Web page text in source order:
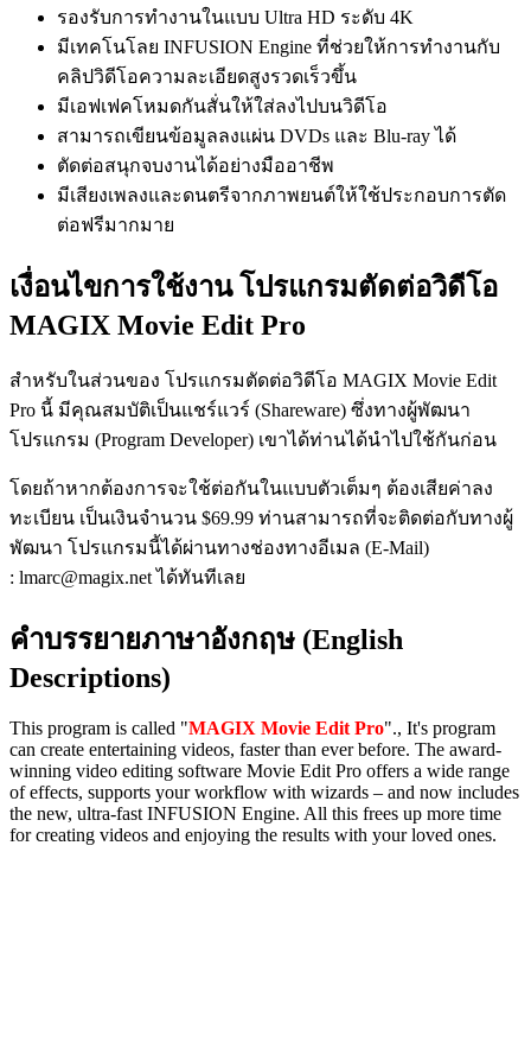
รองรับการทำงานในแบบ Ultra HD ระดับ 4K
มีเทคโนโลย INFUSION Engine ที่ช่วยให้การทำงานกับ
คลิปวิดีโอความละเอียดสูงรวดเร็วขึ้น
มีเอฟเฟคโหมดกันสั่นให้ใส่ลงไปบนวิดีโอ
สามารถเขียนข้อมูลลงแผ่น DVDs และ Blu-ray ได้
ตัดต่อสนุกจบงานได้อย่างมืออาชีพ
มีเสียงเพลงและดนตรีจากภาพยนต์ให้ใช้ประกอบการตัด
ต่อฟรีมากมาย
เงื่อนไขการใช้งาน โปรแกรมตัดต่อวิดีโอ
MAGIX Movie Edit Pro
สำหรับในส่วนของ โปรแกรมตัดต่อวิดีโอ MAGIX Movie Edit
Pro นี้ มีคุณสมบัติเป็นแชร์แวร์ (Shareware) ซึ่งทางผู้พัฒนา
โปรแกรม (Program Developer) เขาได้ท่านได้นำไปใช้กันก่อน
โดยถ้าหากต้องการจะใช้ต่อกันในแบบตัวเต็มๆ ต้องเสียค่าลง
ทะเบียน เป็นเงินจำนวน $69.99 ท่านสามารถที่จะติดต่อกับทางผู้
พัฒนา โปรแกรมนี้ได้ผ่านทางช่องทางอีเมล (E-Mail)
: lmarc@magix.net ได้ทันทีเลย
คำบรรยายภาษาอังกฤษ (English
Descriptions)
This program is called "MAGIX Movie Edit Pro"., It's program
can create entertaining videos, faster than ever before. The award-
winning video editing software Movie Edit Pro offers a wide range
of effects, supports your workflow with wizards – and now includes
the new, ultra-fast INFUSION Engine. All this frees up more time
for creating videos and enjoying the results with your loved ones.